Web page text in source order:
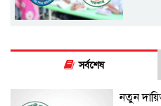
সর্বশেষ
নতুন